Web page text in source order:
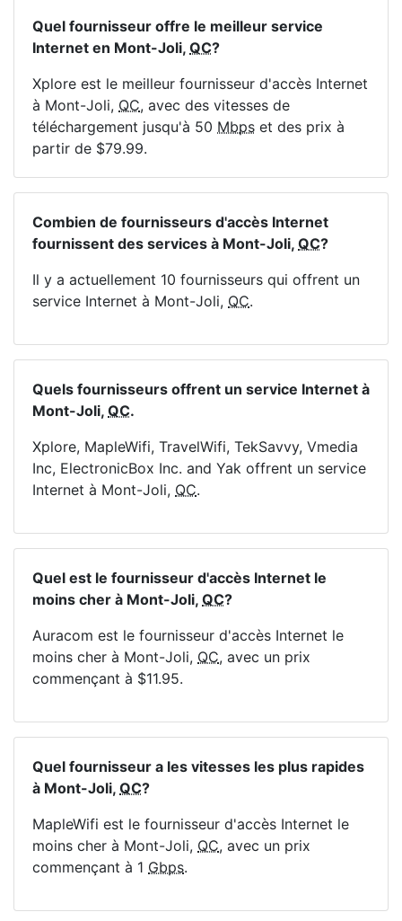
Quel fournisseur offre le meilleur service
Internet en Mont-Joli, QC?
Xplore est le meilleur fournisseur d'accès Internet
à Mont-Joli, QC, avec des vitesses de
téléchargement jusqu'à 50 Mbps et des prix à
partir de $79.99.
Combien de fournisseurs d'accès Internet
fournissent des services à Mont-Joli, QC?
Il y a actuellement 10 fournisseurs qui offrent un
service Internet à Mont-Joli, QC.
Quels fournisseurs offrent un service Internet à
Mont-Joli, QC.
Xplore, MapleWifi, TravelWifi, TekSavvy, Vmedia
Inc, ElectronicBox Inc. and Yak offrent un service
Internet à Mont-Joli, QC.
Quel est le fournisseur d'accès Internet le
moins cher à Mont-Joli, QC?
Auracom est le fournisseur d'accès Internet le
moins cher à Mont-Joli, QC, avec un prix
commençant à $11.95.
Quel fournisseur a les vitesses les plus rapides
à Mont-Joli, QC?
MapleWifi est le fournisseur d'accès Internet le
moins cher à Mont-Joli, QC, avec un prix
commençant à 1 Gbps.